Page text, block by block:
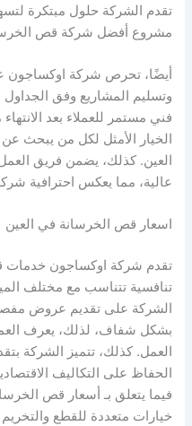
تقدم الشركة حلول مبتكرة
مشروع أفضل شركة قص
أيضًا، تحرص شركة اوكساجون على
وتسليم المشاريع وفق الجداول
فني مستمر للعملاء بعد
الخيار الأمثل لكل من يبحث
العين. كذلك، يضمن فريق
عالية، مما يعكس احترافية
اسعار قص الخرسانة في العين
تقدم شركة اوكساجون خدمات
تنافسية تتناسب مع مختلف
الشركة على تقديم عروض
بشكل شفاف، لذلك، يعرف
العمل. كذلك، تتميز الشركة
الحفاظ على التكاليف
فيما يتعلق بـ أسعار قص
خيارات متعددة للقطع